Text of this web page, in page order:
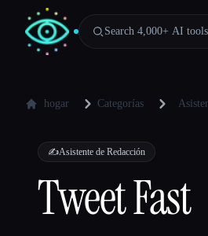
Search 4,000+ AI
hogar Categorías
✍️Asistente de Redacción
Tweet Fast